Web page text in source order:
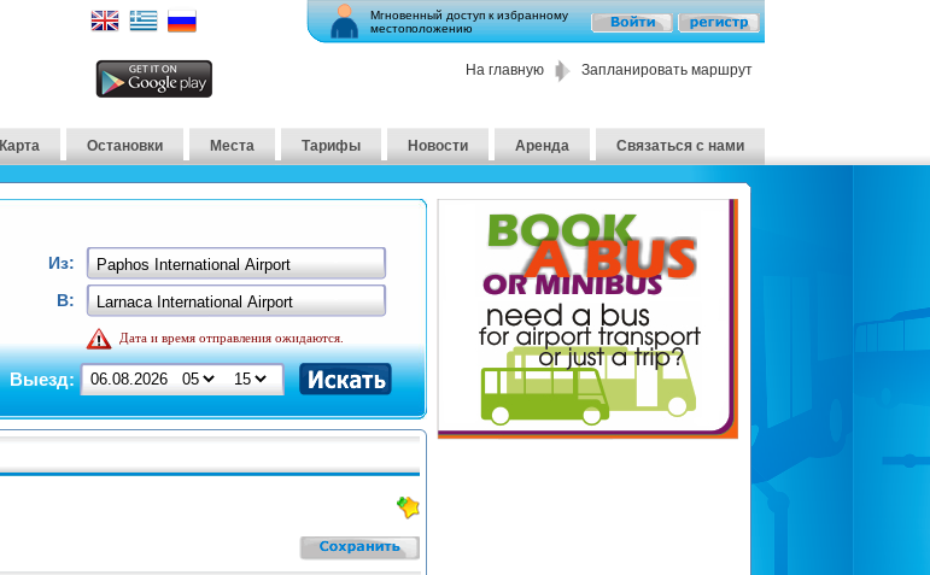
Мгновенный доступ к избранному
местоположению
На главную Запланировать маршрут
Карта Остановки Места Тарифы Новости Аренда Связаться с нами
Из:
В:
Дата и время отправления ожидаются.
Выезд: